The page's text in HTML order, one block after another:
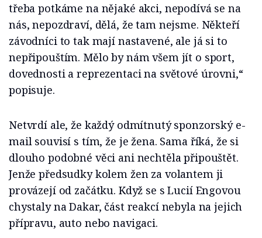
třeba potkáme na nějaké akci, nepodívá se na
nás, nepozdraví, dělá, že tam nejsme. Někteří
závodníci to tak mají nastavené, ale já si to
nepřipouštím. Mělo by nám všem jít o sport,
dovednosti a reprezentaci na světové úrovni,“
popisuje.
Netvrdí ale, že každý odmítnutý sponzorský e-
mail souvisí s tím, že je žena. Sama říká, že si
dlouho podobné věci ani nechtěla připouštět.
Jenže předsudky kolem žen za volantem ji
provázejí od začátku. Když se s Lucií Engovou
chystaly na Dakar, část reakcí nebyla na jejich
přípravu, auto nebo navigaci.